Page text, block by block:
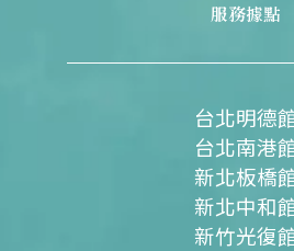
服務據點
台北明德
台北南港
新北板橋
新北中和
新竹光復